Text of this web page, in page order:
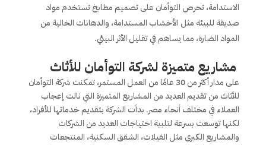
الاستدامة، تحرص التوأمان على تصميم مطابخ تستخدم مواد
صديقة للبيئة مثل الأخشاب المستدامة، والدهانات الخالية من
المواد الضارة، مما يساهم في تقليل الأثر البيئي.
مشاريع متميزة لشركة التوأمان للأثاث
على مدار أكثر من 30 عامًا من العمل المستمر، تمكنت شركة التوأمان
للأثاث من تقديم العديد من المشاريع المتميزة التي نالت إعجاب
العملاء في مختلف أنحاء مصر. بدأت الشركة بتقديم خدماتها للأفراد،
لكنها توسعت بسرعة لتلبية احتياجات العديد من الشركات
والمشاريع الكبرى مثل الفيلات، الشقق السكنية، المنتجعات